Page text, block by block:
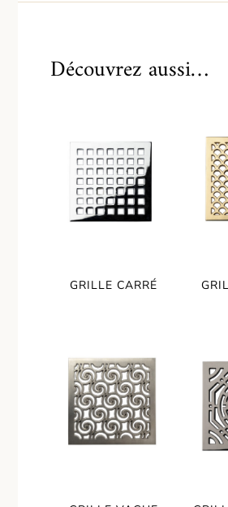
Découvrez aussi…
GRILLE CARRÉ